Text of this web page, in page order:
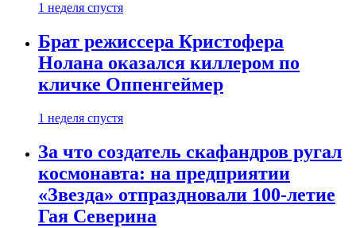
1 неделя спустя
Брат режиссера Кристофера
Нолана оказался киллером по
кличке Оппенгеймер
1 неделя спустя
За что создатель скафандров ругал
космонавта: на предприятии
«Звезда» отпраздновали 100-летие
Гая Северина